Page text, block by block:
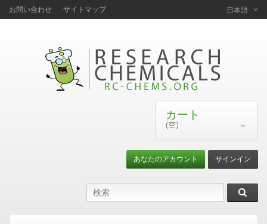
日本語
お問い合わせ サイトマップ
カート
(空)
サインイン
あなたのアカウント